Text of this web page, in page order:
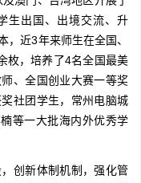
生出国、出境交流、升
，近3年来师生在全国、
枚，培养了4名全国最美
、全国创业大赛一等奖
社团学生，常州电脑城
等一大批海内外优秀学
创新体制机制，强化管